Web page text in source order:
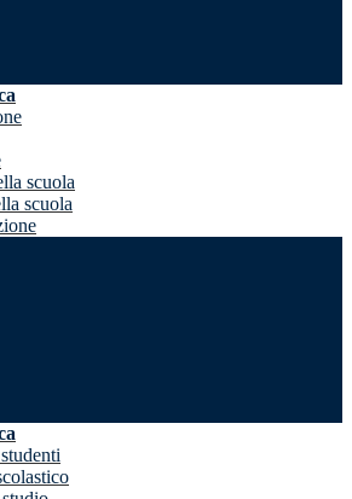
scuola
scuola